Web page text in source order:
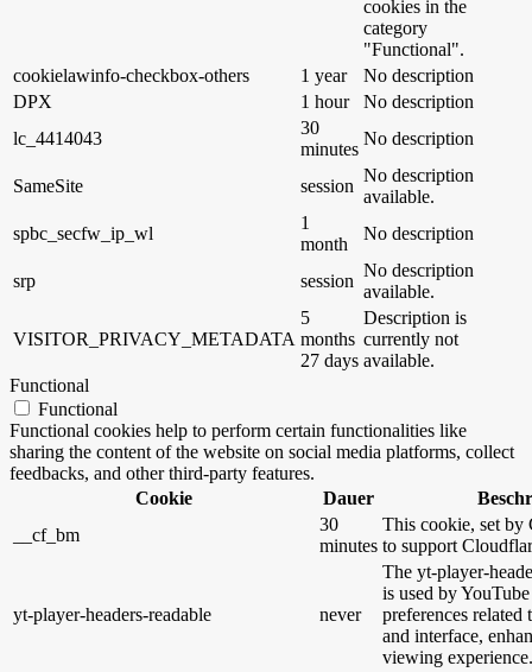
cookies in the
category
"Functional".
cookielawinfo-checkbox-others
1 year
No description
DPX
1 hour
No description
lc_4414043
30
minutes
No description
SameSite session
No description
available.
spbc_secfw_ip_wl
1
month
No description
srp session
No description
available.
VISITOR_PRIVACY_METADATA
5
months
27 days
Description is
currently not
available.
Functional
Functional
Functional cookies help to perform certain functionalities like
sharing the content of the website on social media platforms, collect
feedbacks, and other third-party features.
Cookie
Dauer
__cf_bm
30
minutes
This cookie, set by
to support
yt-player-headers-readable never
The yt-player-
is used by
preferences
and interface,
viewing experience.